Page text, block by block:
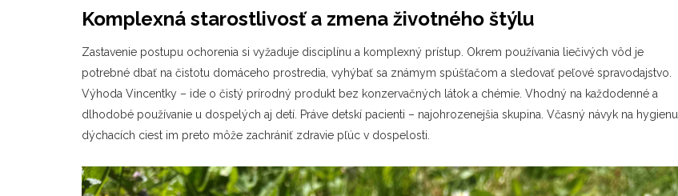
Komplexná starostlivosť a zmena životného štýlu
Zastavenie postupu ochorenia si vyžaduje disciplínu a komplexný prístup. Okrem používania liečivých vôd je
potrebné dbať na čistotu domáceho prostredia, vyhýbať sa známym spúšťačom a sledovať peľové spravodajstvo.
Výhoda Vincentky – ide o čistý prírodný produkt bez konzervačných látok a chémie. Vhodný na každodenné a
dlhodobé používanie u dospelých aj detí. Práve detskí pacienti – najohrozenejšia skupina. Včasný návyk na hygienu
dýchacích ciest im preto môže zachrániť zdravie pľúc v dospelosti.